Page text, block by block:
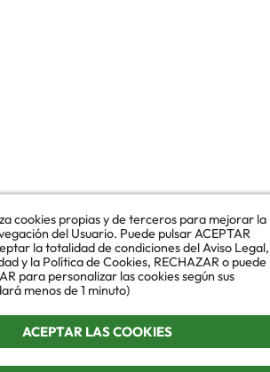
cookies propias y de terceros para mejorar la
del Usuario. Puede pulsar ACEPTAR
la totalidad de condiciones del Aviso Legal,
y la Política de Cookies, RECHAZAR o puede
para personalizar las cookies según sus
menos de 1 minuto)
ACEPTAR LAS COOKIES